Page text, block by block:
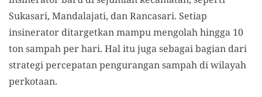
Sukasari, Mandalajati, dan Rancasari. Setiap
insinerator ditargetkan mampu mengolah hingga 10
ton sampah per hari. Hal itu juga sebagai bagian dari
strategi percepatan pengurangan sampah di wilayah
perkotaan.